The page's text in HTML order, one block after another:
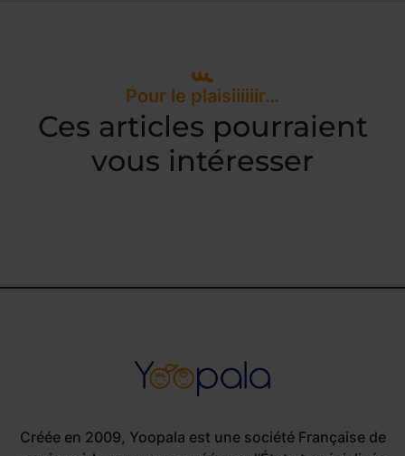
Pour le plaisiiiiiir…
Ces articles pourraient
vous intéresser
Créée en 2009, Yoopala est une société Française de